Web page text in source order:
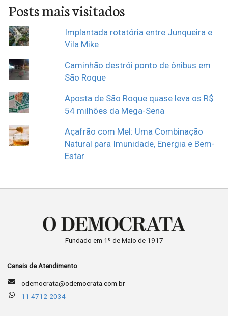
Posts mais visitados
Implantada rotatória entre Junqueira e
Vila Mike
Caminhão destrói ponto de ônibus em
São Roque
Aposta de São Roque quase leva os R$
54 milhões da Mega-Sena
Açafrão com Mel: Uma Combinação
Natural para Imunidade, Energia e Bem-
Estar
Fundado em 1º de Maio de 1917
Canais de Atendimento
odemocrata@odemocrata.com.br
11 4712-2034